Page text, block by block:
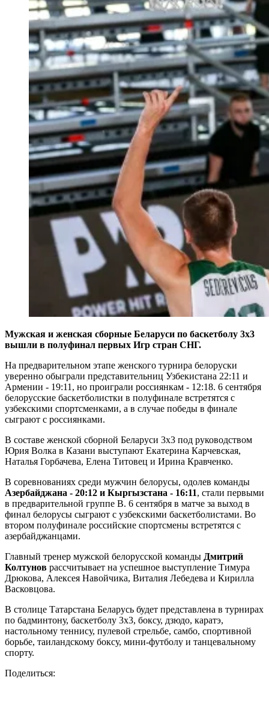
Мужская и женская сборные Беларуси по баскетболу 3х3
вышли в полуфинал первых Игр стран СНГ.
На предварительном этапе женского турнира белоруски
уверенно обыграли представительниц Узбекистана 22:11 и
Армении - 19:11, но проиграли россиянкам - 12:18. 6 сентября
белорусские баскетболистки в полуфинале встретятся с
узбекскими спортсменками, а в случае победы в финале
сыграют с россиянками.
В составе женской сборной Беларуси 3х3 под руководством
Юрия Волка в Казани выступают Екатерина Карчевская,
Наталья Горбачева, Елена Титовец и Ирина Кравченко.
В соревнованиях среди мужчин белорусы, одолев команды
Азербайджана - 20:12 и Кыргызстана - 16:11, стали первыми
в предварительной группе B. 6 сентября в матче за выход в
финал белорусы сыграют с узбекскими баскетболистами. Во
втором полуфинале российские спортсмены встретятся с
азербайджанцами.
Главный тренер мужской белорусской команды Дмитрий
Колтунов рассчитывает на успешное выступление Тимура
Дрюкова, Алексея Навойчика, Виталия Лебедева и Кирилла
Васковцова.
В столице Татарстана Беларусь будет представлена в турнирах
по бадминтону, баскетболу 3х3, боксу, дзюдо, каратэ,
настольному теннису, пулевой стрельбе, самбо, спортивной
борьбе, таиландскому боксу, мини-футболу и танцевальному
спорту.
Поделиться: